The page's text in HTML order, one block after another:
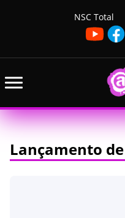
NSC Total
Lançamento